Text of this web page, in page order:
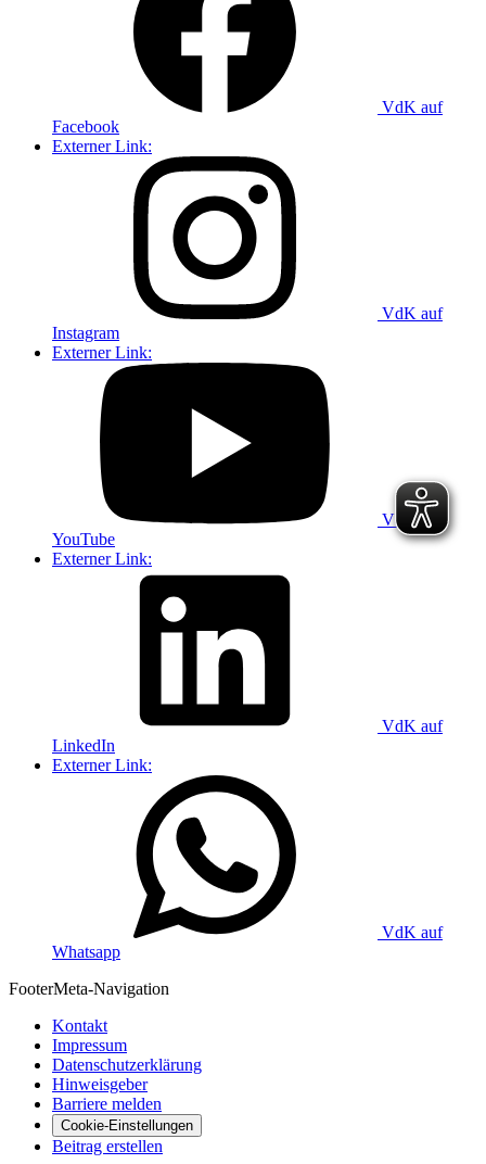
VdK auf
Facebook
Externer Link:
VdK auf
Instagram
Externer Link:
VdK auf
YouTube
Externer Link:
VdK auf
LinkedIn
Externer Link:
VdK auf
Whatsapp
FooterMeta-Navigation
Kontakt
Impressum
Datenschutzerklärung
Hinweisgeber
Barriere melden
Cookie-Einstellungen
Beitrag erstellen